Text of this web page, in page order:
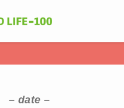
– date –